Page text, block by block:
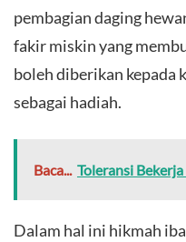
pembagian daging
fakir miskin yang
boleh diberikan kepada
sebagai hadiah.
Baca... Toleransi
Dalam hal ini hikmah